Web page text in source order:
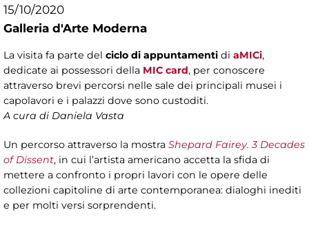
15/10/2020
Galleria d'Arte Moderna
La visita fa parte del ciclo di appuntamenti di aMICi,
dedicate ai possessori della MIC card, per conoscere
attraverso brevi percorsi nelle sale dei principali musei i
capolavori e i palazzi dove sono custoditi.
A cura di Daniela Vasta
Un percorso attraverso la mostra Shepard Fairey. 3 Decades
of Dissent, in cui l’artista americano accetta la sfida di
mettere a confronto i propri lavori con le opere delle
collezioni capitoline di arte contemporanea: dialoghi inediti
e per molti versi sorprendenti.